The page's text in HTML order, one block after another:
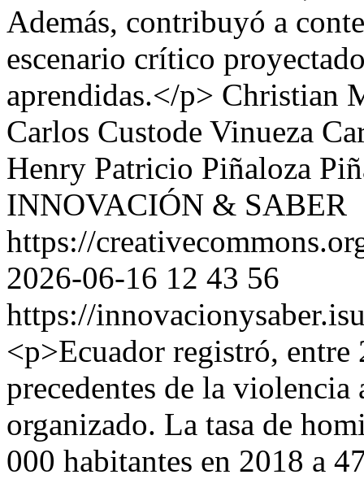
Además, contribuyó a
escenario crítico
aprendidas.</p> Christian
Carlos Custode Vinueza
Henry Patricio Piñaloza
INNOVACIÓN & SABER
https://
2026-06-16 12 43 56
https://
<p>Ecuador registró,
precedentes de la violencia
organizado. La tasa de
000 habitantes en 2018 a